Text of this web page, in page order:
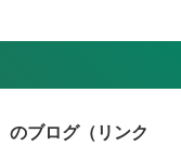
ブログ（リンク